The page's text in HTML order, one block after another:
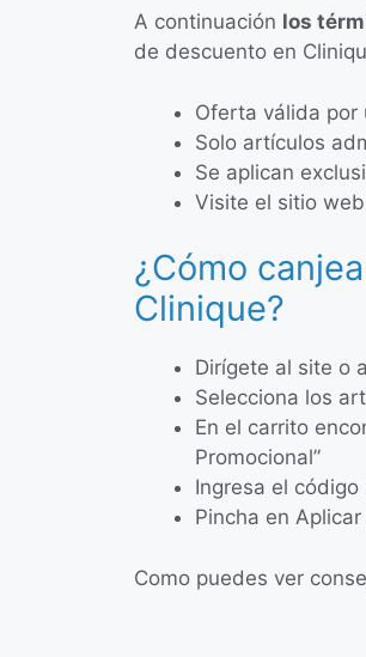
A continuación los
de descuento en
Oferta válida por
Solo artículos
Se aplican
Visite el sitio
¿Cómo
Clinique?
Dirígete al site o
Selecciona los
En el carrito
Promocional”
Ingresa el
Pincha en
Como puedes ver